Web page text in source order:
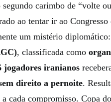
carimbo de “volte
ao tentar ir ao
um mistério
, classificada como
jogadores iranianos
direito a pernoite.
cada compromisso. Copa